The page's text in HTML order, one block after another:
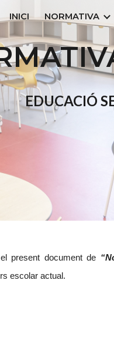
Skip to
INICI NORMATIVA
EDUCACIÓ
present document de
escolar actual.